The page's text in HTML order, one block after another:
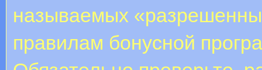
называемых
правилам бонусной